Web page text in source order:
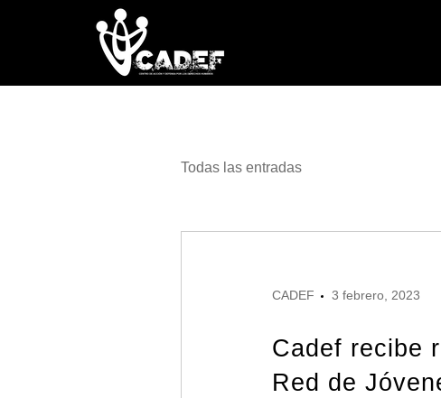
Todas las entradas
CADEF 3 febrero, 2023
Cadef recibe
Red de